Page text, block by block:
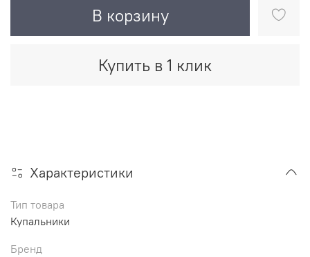
В корзину
Купить в 1 клик
Характеристики
Тип товара
Купальники
Бренд